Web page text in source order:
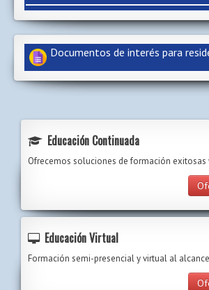
Documentos de interés para
Educación Continuada
Ofrecemos soluciones de formación exitosas
Educación Virtual
Formación semi-presencial y virtual al